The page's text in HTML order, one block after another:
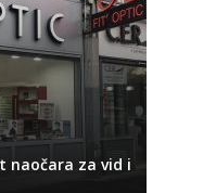
naočara za vid i